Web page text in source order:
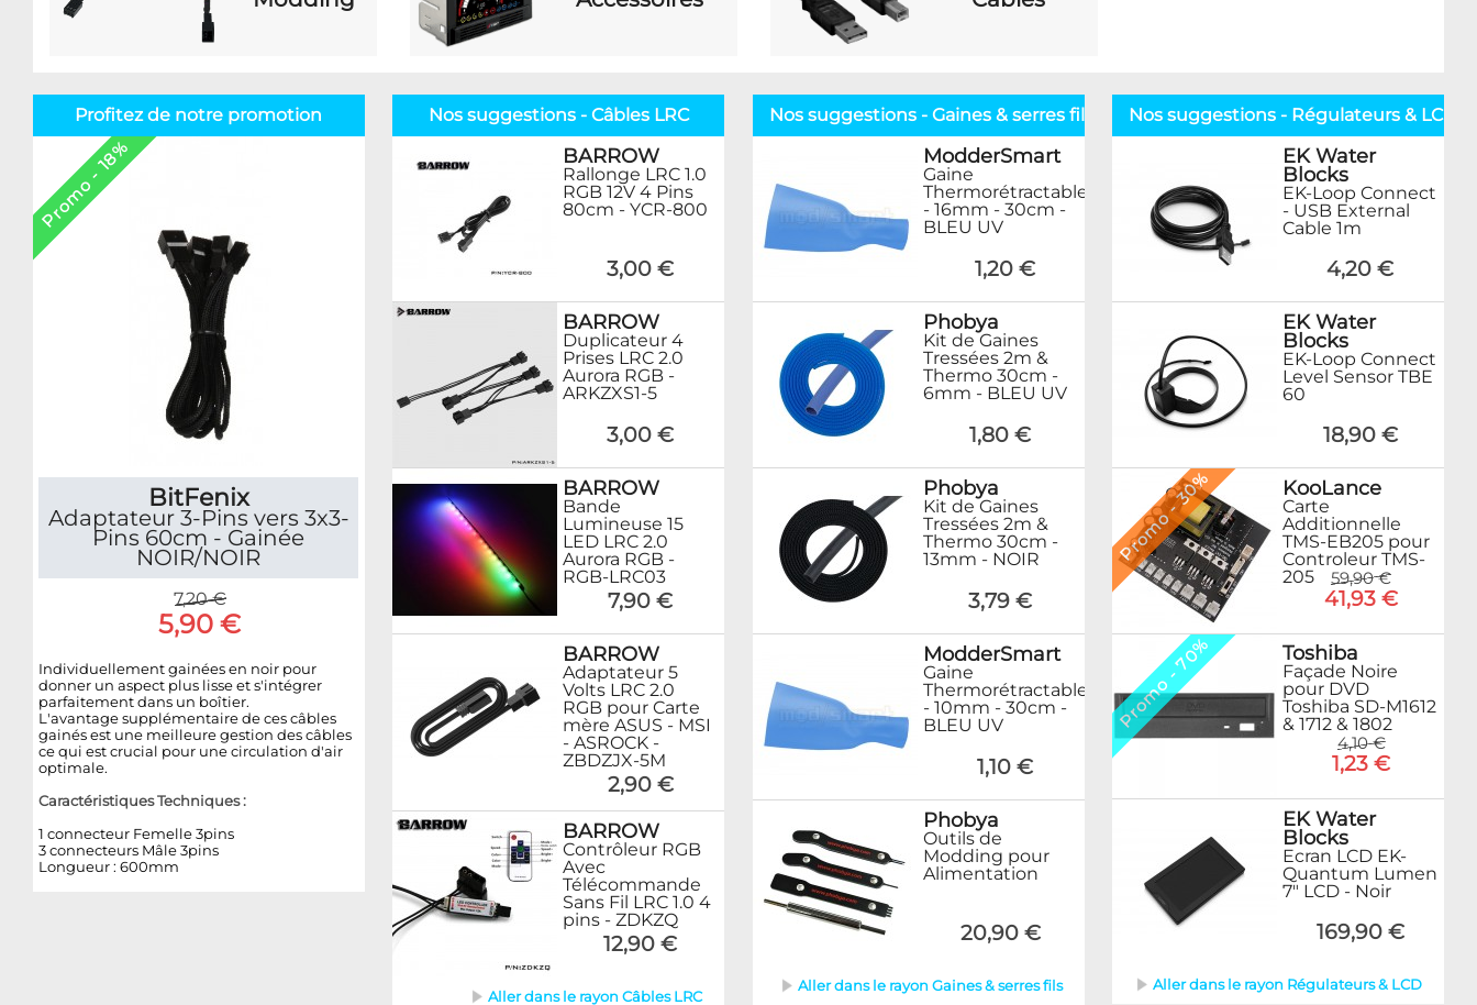
Profitez de notre promotion
Promo - 18%
BitFenix
Adaptateur 3-Pins vers 3x3-
Pins 60cm - Gainée
NOIR/NOIR
7,20 €
5,90 €
Individuellement gainées en noir pour
donner un aspect plus lisse et s'intégrer
parfaitement dans un boîtier.
L'avantage supplémentaire de ces câbles
gainés est une meilleure gestion des câbles
ce qui est crucial pour une circulation d'air
optimale.
Caractéristiques Techniques :
1 connecteur Femelle 3pins
3 connecteurs Mâle 3pins
Longueur : 600mm
Nos suggestions - Câbles LRC
BARROW
Rallonge LRC 1.0
RGB 12V 4 Pins
80cm - YCR-800
3,00 €
BARROW
Duplicateur 4
Prises LRC 2.0
Aurora RGB -
ARKZXS1-5
3,00 €
BARROW
Bande
Lumineuse 15
LED LRC 2.0
Aurora RGB -
RGB-LRC03
7,90 €
BARROW
Adaptateur 5
Volts LRC 2.0
RGB pour Carte
mère ASUS - MSI
- ASROCK -
ZBDZJX-5M
2,90 €
BARROW
Contrôleur RGB
Avec
Télécommande
Sans Fil LRC 1.0 4
pins - ZDKZQ
12,90 €
Aller dans le rayon Câbles LRC
Nos suggestions - Gaines & serres fils
ModderSmart
Gaine
Thermorétractable
- 16mm - 30cm -
BLEU UV
1,20 €
Phobya
Kit de Gaines
Tressées 2m &
Thermo 30cm -
6mm - BLEU UV
1,80 €
Phobya
Kit de Gaines
Tressées 2m &
Thermo 30cm -
13mm - NOIR
3,79 €
ModderSmart
Gaine
Thermorétractable
- 10mm - 30cm -
BLEU UV
1,10 €
Phobya
Outils de
Modding pour
Alimentation
20,90 €
Aller dans le rayon Gaines & serres fils
Nos suggestions - Régulateurs & LCD
EK Water
Blocks
EK-Loop Connect
- USB External
Cable 1m
4,20 €
EK Water
Blocks
EK-Loop Connect
Level Sensor TBE
60
18,90 €
Promo - 30% KooLance
Carte
Additionnelle
TMS-EB205 pour
Controleur TMS-
205
59,90 €
41,93 €
Promo - 70% Toshiba
Façade Noire
pour DVD
Toshiba SD-M1612
& 1712 & 1802
4,10 €
1,23 €
EK Water
Blocks
Ecran LCD EK-
Quantum Lumen
7" LCD - Noir
169,90 €
Aller dans le rayon Régulateurs & LCD